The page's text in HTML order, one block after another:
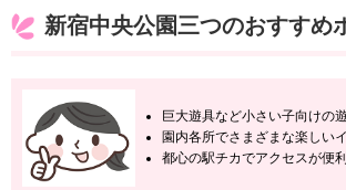
新宿中央公園三つのおすすめ
巨大遊具など小さい子向けの
園内各所でさまざまな楽しい
都心の駅チカでアクセスが便利